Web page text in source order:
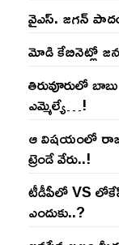
వైఎస్‌. జ‌గ‌న్
మోడి కేబినెట్లో
తిరువూరులో
ఎమ్మెల్యే…!
ఆ విష‌యంలో
ట్రెండే వేరు..!
టీడీపీలో VS
ఎందుకు..?